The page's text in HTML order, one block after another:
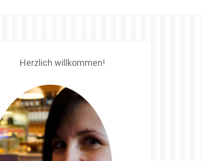
Herzlich willkommen!